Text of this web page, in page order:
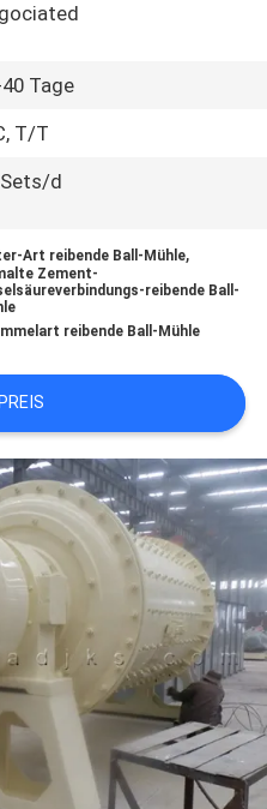
Tage
T/T
d
Art reibende Ball-Mühle,
Zement-
reibende Ball-
reibende Ball-Mühle